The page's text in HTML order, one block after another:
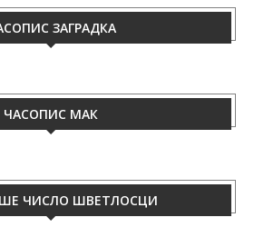
ЗАГРАДКА
ЧАСОПИС МАК
ЧИСЛО ШВЕТЛОСЦИ